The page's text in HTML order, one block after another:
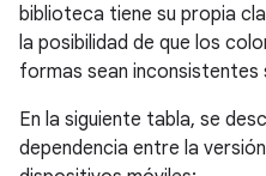
biblioteca tiene su propia
la posibilidad de que los
formas sean inconsistentes
En la siguiente tabla, se
dependencia entre la